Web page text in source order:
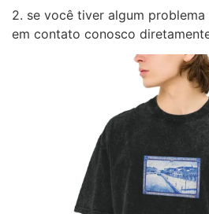
2. se você tiver algum
em contato conosco